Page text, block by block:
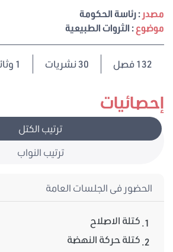
إحصائيات
ترتيب الكتل
ترتيب النواب
1. كتلة الاصلاح
2. كتلة حركة النهضة
مصدر : رئاسة الحكومة
موضوع: الثروات الطبيعية
132فصل 30 نشريات 1 وثائق